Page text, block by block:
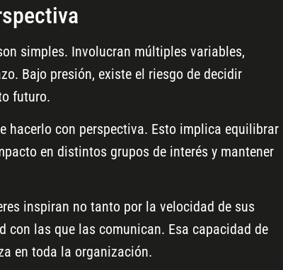
simples. Involucran múltiples variables,
Bajo presión, existe el riesgo de decidir
futuro.
hacerlo con perspectiva. Esto implica equilibrar
en distintos grupos de interés y mantener
inspiran no tanto por la velocidad de sus
con las que las comunican. Esa capacidad de
en toda la organización.